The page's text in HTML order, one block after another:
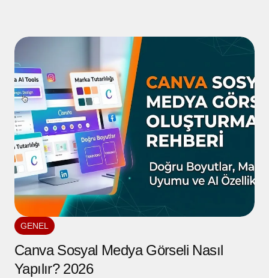
GENEL
Canva Sosyal Medya Görseli Nasıl
Yapılır? 2026